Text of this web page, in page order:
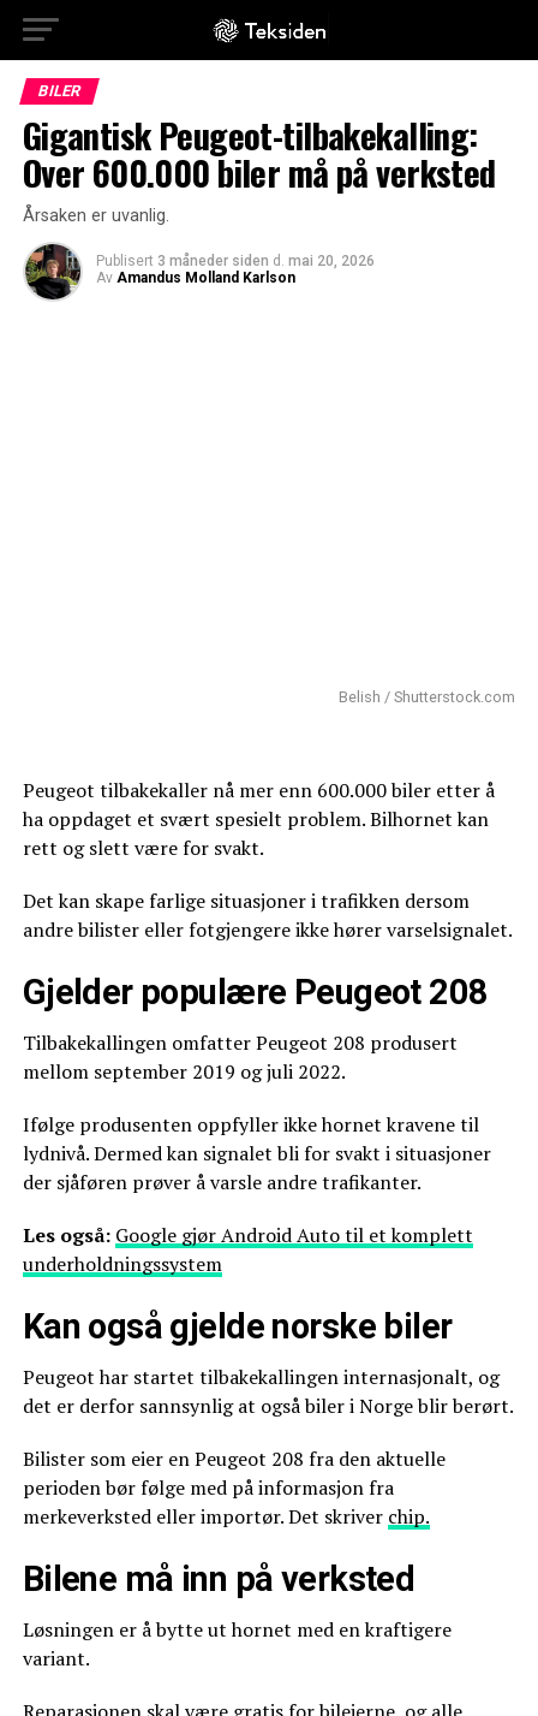
BILER
Gigantisk Peugeot-tilbakekalling:
Over 600.000 biler må på verksted
Årsaken er uvanlig.
Publisert 3 måneder siden d. mai 20, 2026
Av Amandus Molland Karlson
Belish / Shutterstock.com
Peugeot tilbakekaller nå mer enn 600.000 biler etter å
ha oppdaget et svært spesielt problem. Bilhornet kan
rett og slett være for svakt.
Det kan skape farlige situasjoner i trafikken dersom
andre bilister eller fotgjengere ikke hører varselsignalet.
Gjelder populære Peugeot 208
Tilbakekallingen omfatter Peugeot 208 produsert
mellom september 2019 og juli 2022.
Ifølge produsenten oppfyller ikke hornet kravene til
lydnivå. Dermed kan signalet bli for svakt i situasjoner
der sjåføren prøver å varsle andre trafikanter.
Les også: Google gjør Android Auto til et komplett
underholdningssystem
Kan også gjelde norske biler
Peugeot har startet tilbakekallingen internasjonalt, og
det er derfor sannsynlig at også biler i Norge blir berørt.
Bilister som eier en Peugeot 208 fra den aktuelle
perioden bør følge med på informasjon fra
merkeverksted eller importør. Det skriver chip.
Bilene må inn på verksted
Løsningen er å bytte ut hornet med en kraftigere
variant.